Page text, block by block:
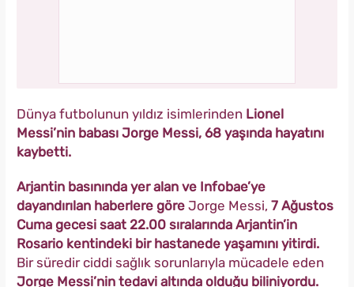
Dünya futbolunun yıldız isimlerinden Lionel
Messi’nin babası Jorge Messi, 68 yaşında hayatını
kaybetti.
Arjantin basınında yer alan ve Infobae’ye
dayandırılan haberlere göre Jorge Messi, 7 Ağustos
Cuma gecesi saat 22.00 sıralarında Arjantin’in
Rosario kentindeki bir hastanede yaşamını yitirdi.
Bir süredir ciddi sağlık sorunlarıyla mücadele eden
Jorge Messi’nin tedavi altında olduğu biliniyordu.